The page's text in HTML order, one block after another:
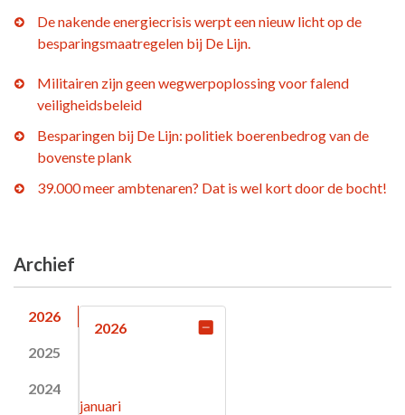
De nakende energiecrisis werpt een nieuw licht op de
besparingsmaatregelen bij De Lijn.
Militairen zijn geen wegwerpoplossing voor falend
veiligheidsbeleid
Besparingen bij De Lijn: politiek boerenbedrog van de
bovenste plank
39.000 meer ambtenaren? Dat is wel kort door de bocht!
Archief
2026
2025
2024
2026
januari